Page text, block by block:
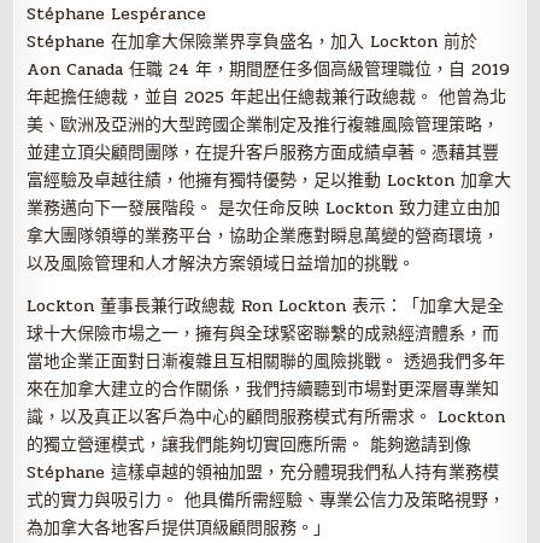
Stéphane Lespérance
Stéphane 在加拿大保險業界享負盛名，加入 Lockton 前於
Aon Canada 任職 24 年，期間歷任多個高級管理職位，自 2019
年起擔任總裁，並自 2025 年起出任總裁兼行政總裁。 他曾為北
美、歐洲及亞洲的大型跨國企業制定及推行複雜風險管理策略，
並建立頂尖顧問團隊，在提升客戶服務方面成績卓著。憑藉其豐
富經驗及卓越往績，他擁有獨特優勢，足以推動 Lockton 加拿大
業務邁向下一發展階段。 是次任命反映 Lockton 致力建立由加
拿大團隊領導的業務平台，協助企業應對瞬息萬變的營商環境，
以及風險管理和人才解決方案領域日益增加的挑戰。
Lockton 董事長兼行政總裁 Ron Lockton 表示：「加拿大是全
球十大保險市場之一，擁有與全球緊密聯繫的成熟經濟體系，而
當地企業正面對日漸複雜且互相關聯的風險挑戰。 透過我們多年
來在加拿大建立的合作關係，我們持續聽到市場對更深層專業知
識，以及真正以客戶為中心的顧問服務模式有所需求。 Lockton
的獨立營運模式，讓我們能夠切實回應所需。 能夠邀請到像
Stéphane 這樣卓越的領袖加盟，充分體現我們私人持有業務模
式的實力與吸引力。 他具備所需經驗、專業公信力及策略視野，
為加拿大各地客戶提供頂級顧問服務。」